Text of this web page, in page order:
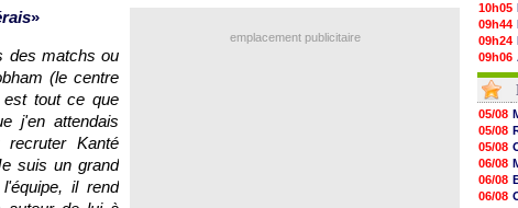
emplacement publicitaire
»
des matchs ou
(le centre
est tout ce que
j'en attendais
Kanté
suis un grand
il rend
10h05
09h44
09h24
09h06
08h44
08h22
06/08
06/08
06/08
06/08
06/08
06/08
06/08
05/08
05/08
05/08
06/08
06/08
06/08